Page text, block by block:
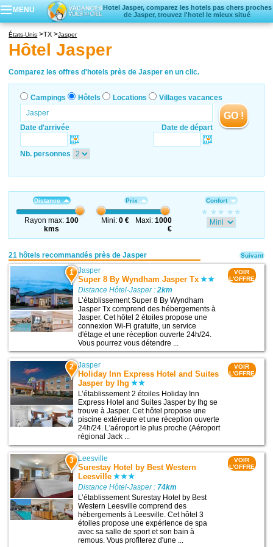
MENU
Hotel Jasper, comparez les hotels pas chers proches
de Jasper, trouvez l'hotel le mieux situé
Locations vacances
Villages vacances
États-Unis TX Jasper
Hôtel Jasper
Comparez les offres d'hotels près de Jasper en un clic.
Campings Hôtels Locations Villages vacances
Date d'arrivée Date de départ
GO !
Nb. personnes
Distance
Rayon max:100
kms
Prix
Mini: 0 € Maxi:1000
€
Confort
21 hôtels recommandés près de Jasper
1 Jasper
Super 8 By Wyndham Jasper Tx
Distance Hôtel-Jasper :2km
L’établissement Super 8 By Wyndham
Jasper Tx comprend des hébergements à
Jasper. Cet hôtel 2 étoiles propose une
connexion Wi-Fi gratuite, un service
d'étage et une réception ouverte 24h/24.
Vous pourrez vous détendre ...
VOIR
L'OFFRE
2 Jasper
Holiday Inn Express Hotel and Suites
Jasper by Ihg
L’établissement 2 étoiles Holiday Inn
Express Hotel and Suites Jasper by Ihg se
trouve à Jasper. Cet hôtel propose une
piscine extérieure et une réception ouverte
24h/24. L'aéroport le plus proche (Aéroport
régional Jack ...
VOIR
L'OFFRE
3 Leesville
Surestay Hotel by Best Western
Leesville
Distance Hôtel-Jasper : 74km
L’établissement Surestay Hotel by Best
Western Leesville comprend des
hébergements à Leesville. Cet hôtel 3
étoiles propose une expérience de spa
avec sa salle de sport et son bain à
remous. Vous profiterez d'une ...
VOIR
L'OFFRE
Suivant